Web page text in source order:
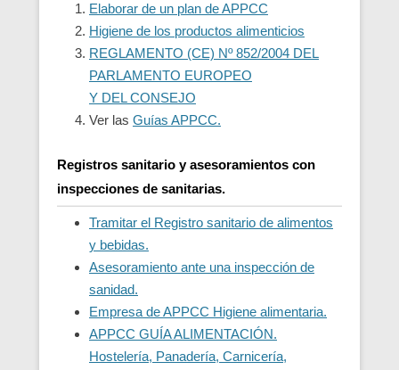
Elaborar de un plan de APPCC
Higiene de los productos alimenticios
REGLAMENTO (CE) Nº 852/2004 DEL
PARLAMENTO EUROPEO
Y DEL CONSEJO
Ver las Guías APPCC.
Registros sanitario y asesoramientos con
inspecciones de sanitarias.
Tramitar el Registro sanitario de alimentos
y bebidas.
Asesoramiento ante una inspección de
sanidad.
Empresa de APPCC Higiene alimentaria.
APPCC GUÍA ALIMENTACIÓN.
Hostelería, Panadería, Carnicería,